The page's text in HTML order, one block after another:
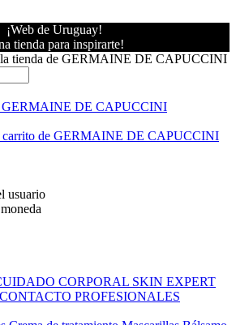
¡Web de Uruguay!
tienda para inspirarte!
CORPORAL SKIN EXPERT
CONTACTO PROFESIONALES